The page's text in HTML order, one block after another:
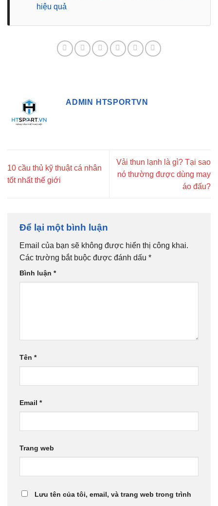
hiệu quả
ADMIN HTSPORTVN
10 cầu thủ kỹ thuật cá nhân
tốt nhất thế giới
Vải thun lạnh là gì? Tại sao
nó thường được dùng may
áo đấu?
Để lại một bình luận
Email của bạn sẽ không được hiển thị công khai.
Các trường bắt buộc được đánh dấu *
Bình luận *
Tên *
Email *
Trang web
Lưu tên của tôi, email, và trang web trong trình